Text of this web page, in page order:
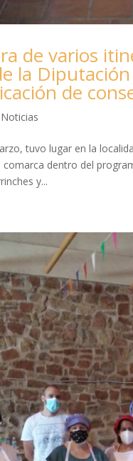
de varios
la
de
Noticias
tuvo lugar en la
dentro del
y...